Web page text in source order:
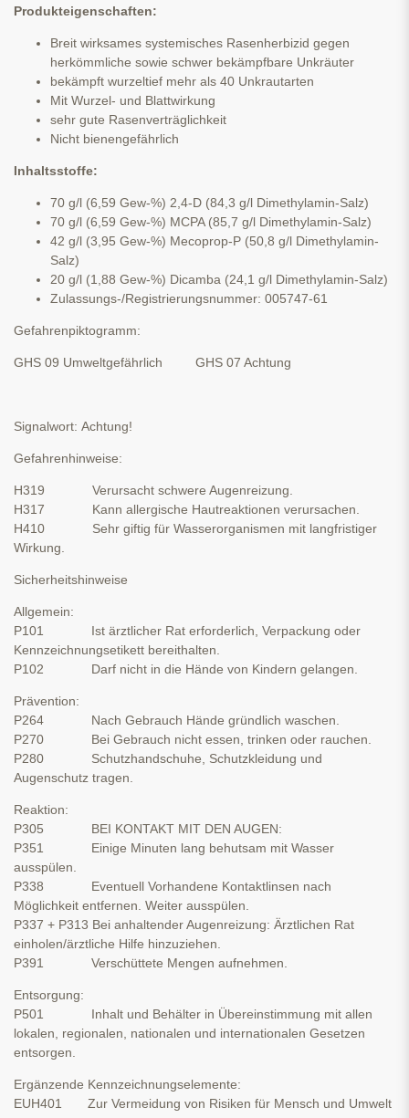
Produkteigenschaften:
Breit wirksames systemisches Rasenherbizid gegen
herkömmliche sowie schwer bekämpfbare Unkräuter
bekämpft wurzeltief mehr als 40 Unkrautarten
Mit Wurzel- und Blattwirkung
sehr gute Rasenverträglichkeit
Nicht bienengefährlich
Inhaltsstoffe:
70 g/l (6,59 Gew-%) 2,4-D (84,3 g/l Dimethylamin-Salz)
70 g/l (6,59 Gew-%) MCPA (85,7 g/l Dimethylamin-Salz)
42 g/l (3,95 Gew-%) Mecoprop-P (50,8 g/l Dimethylamin-
Salz)
20 g/l (1,88 Gew-%) Dicamba (24,1 g/l Dimethylamin-Salz)
Zulassungs-/Registrierungsnummer: 005747-61
Gefahrenpiktogramm:
GHS 09 Umweltgefährlich GHS 07 Achtung
Signalwort: Achtung!
Gefahrenhinweise:
H319 Verursacht schwere Augenreizung.
H317 Kann allergische Hautreaktionen verursachen.
H410 Sehr giftig für Wasserorganismen mit langfristiger
Wirkung.
Sicherheitshinweise
Allgemein:
P101 Ist ärztlicher Rat erforderlich, Verpackung oder
Kennzeichnungsetikett bereithalten.
P102 Darf nicht in die Hände von Kindern gelangen.
Prävention:
P264 Nach Gebrauch Hände gründlich waschen.
P270 Bei Gebrauch nicht essen, trinken oder rauchen.
P280 Schutzhandschuhe, Schutzkleidung und
Augenschutz tragen.
Reaktion:
P305 BEI KONTAKT MIT DEN AUGEN:
P351 Einige Minuten lang behutsam mit Wasser
ausspülen.
P338 Eventuell Vorhandene Kontaktlinsen nach
Möglichkeit entfernen. Weiter ausspülen.
P337 + P313 Bei anhaltender Augenreizung: Ärztlichen Rat
einholen/ärztliche Hilfe hinzuziehen.
P391 Verschüttete Mengen aufnehmen.
Entsorgung:
P501 Inhalt und Behälter in Übereinstimmung mit allen
lokalen, regionalen, nationalen und internationalen Gesetzen
entsorgen.
Ergänzende Kennzeichnungselemente:
EUH401 Zur Vermeidung von Risiken für Mensch und Umwelt